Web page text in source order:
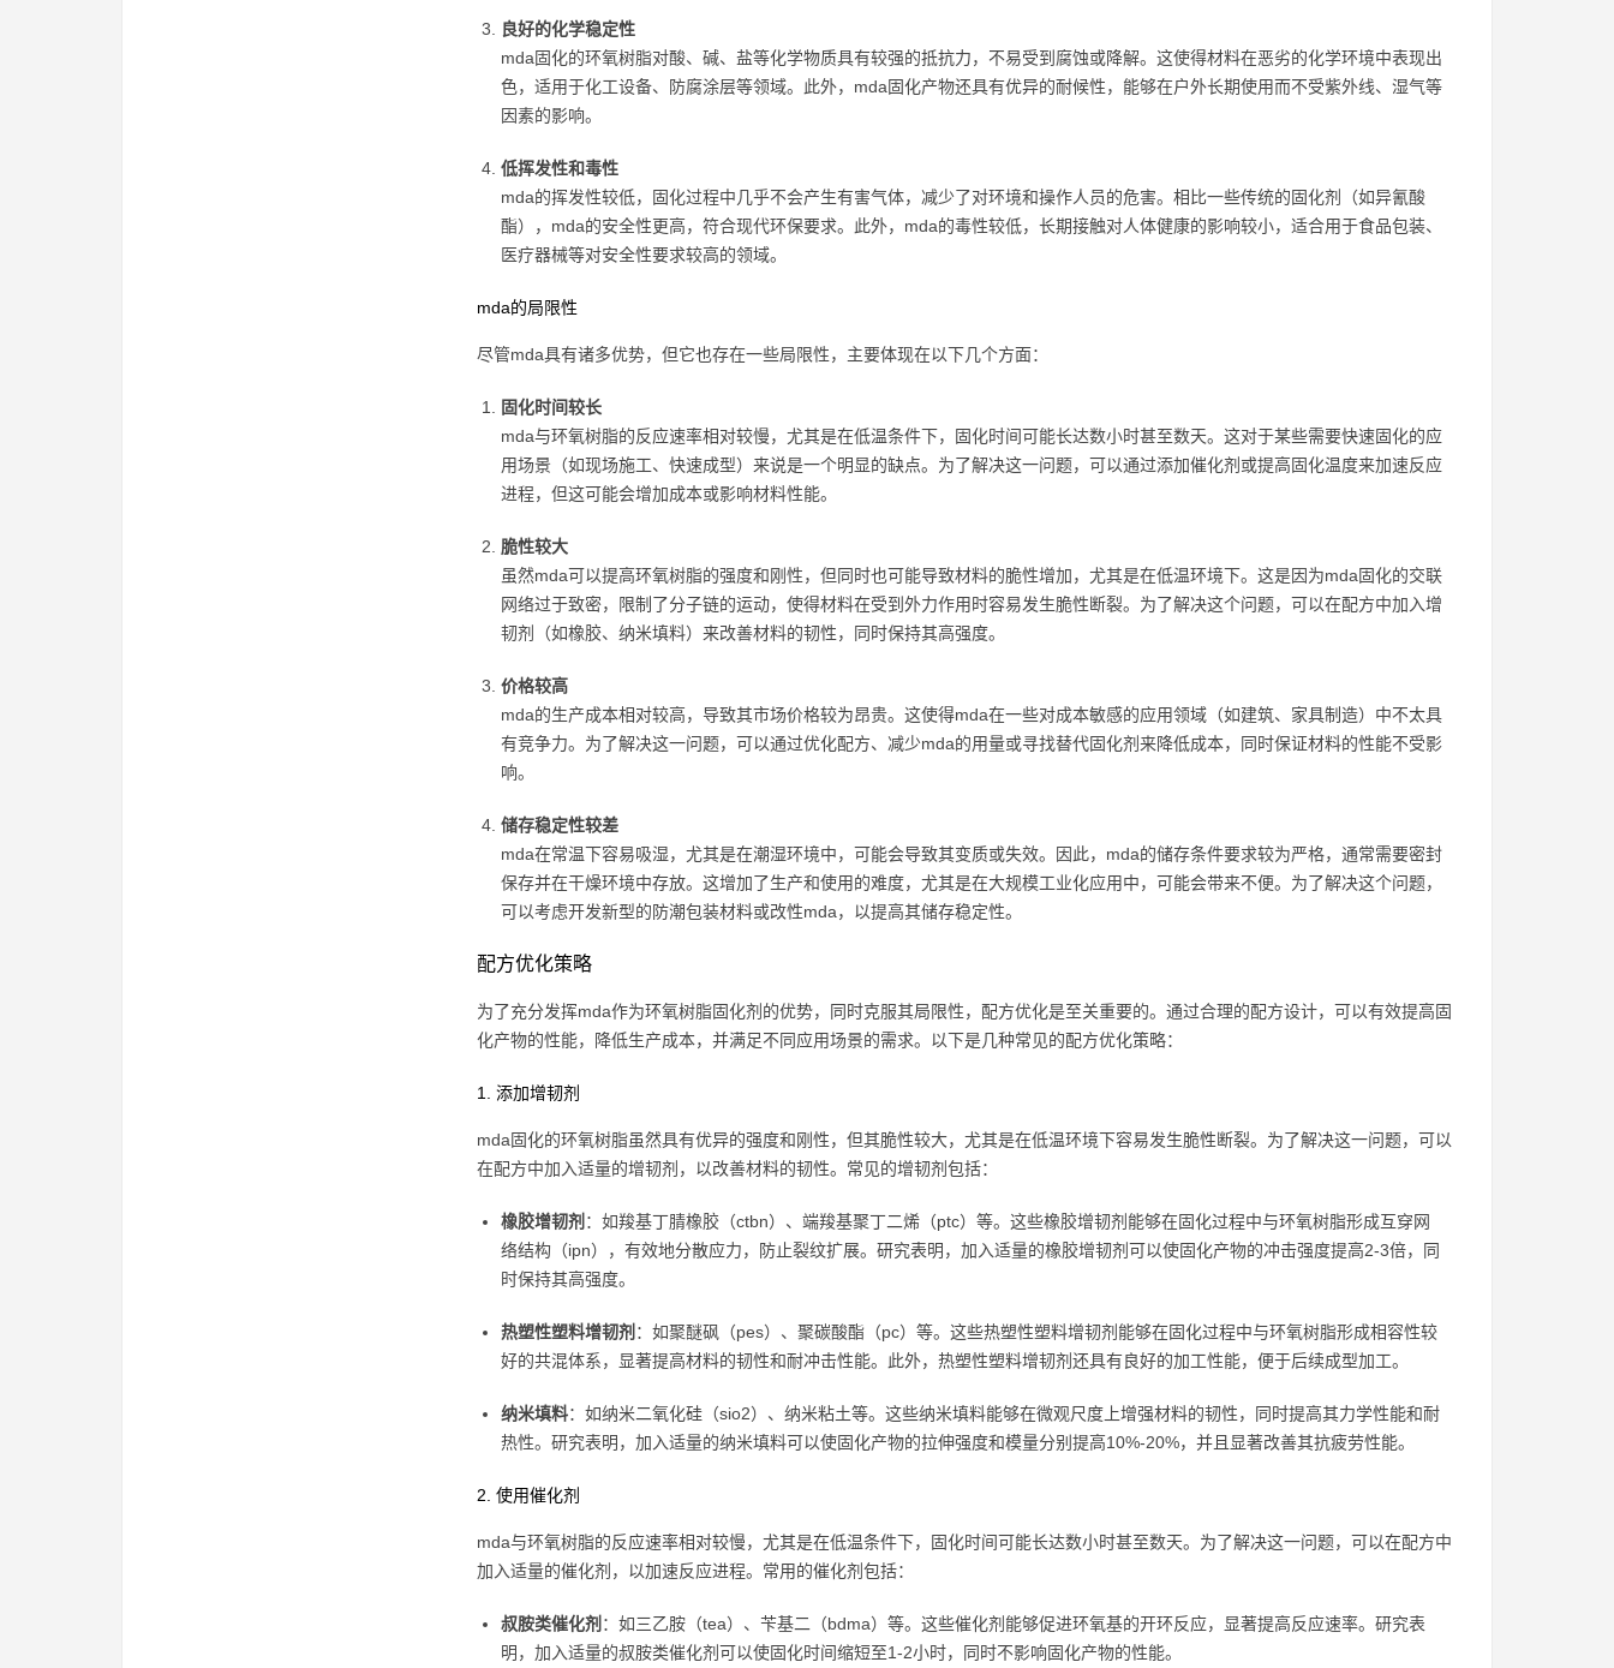
良好的化学稳定性
mda固化的环氧树脂对酸、碱、盐等化学物质具有较强的抵抗力，不易受到腐蚀或降解。这使得材料在恶劣的化学环境中表现出
色，适用于化工设备、防腐涂层等领域。此外，mda固化产物还具有优异的耐候性，能够在户外长期使用而不受紫外线、湿气等
因素的影响。
低挥发性和毒性
mda的挥发性较低，固化过程中几乎不会产生有害气体，减少了对环境和操作人员的危害。相比一些传统的固化剂（如异氰酸
酯），mda的安全性更高，符合现代环保要求。此外，mda的毒性较低，长期接触对人体健康的影响较小，适合用于食品包装、
医疗器械等对安全性要求较高的领域。
mda的局限性
尽管mda具有诸多优势，但它也存在一些局限性，主要体现在以下几个方面：
固化时间较长
mda与环氧树脂的反应速率相对较慢，尤其是在低温条件下，固化时间可能长达数小时甚至数天。这对于某些需要快速固化的应
用场景（如现场施工、快速成型）来说是一个明显的缺点。为了解决这一问题，可以通过添加催化剂或提高固化温度来加速反应
进程，但这可能会增加成本或影响材料性能。
脆性较大
虽然mda可以提高环氧树脂的强度和刚性，但同时也可能导致材料的脆性增加，尤其是在低温环境下。这是因为mda固化的交联
网络过于致密，限制了分子链的运动，使得材料在受到外力作用时容易发生脆性断裂。为了解决这个问题，可以在配方中加入增
韧剂（如橡胶、纳米填料）来改善材料的韧性，同时保持其高强度。
价格较高
mda的生产成本相对较高，导致其市场价格较为昂贵。这使得mda在一些对成本敏感的应用领域（如建筑、家具制造）中不太具
有竞争力。为了解决这一问题，可以通过优化配方、减少mda的用量或寻找替代固化剂来降低成本，同时保证材料的性能不受影
响。
储存稳定性较差
mda在常温下容易吸湿，尤其是在潮湿环境中，可能会导致其变质或失效。因此，mda的储存条件要求较为严格，通常需要密封
保存并在干燥环境中存放。这增加了生产和使用的难度，尤其是在大规模工业化应用中，可能会带来不便。为了解决这个问题，
可以考虑开发新型的防潮包装材料或改性mda，以提高其储存稳定性。
配方优化策略
为了充分发挥mda作为环氧树脂固化剂的优势，同时克服其局限性，配方优化是至关重要的。通过合理的配方设计，可以有效提高固
化产物的性能，降低生产成本，并满足不同应用场景的需求。以下是几种常见的配方优化策略：
1. 添加增韧剂
mda固化的环氧树脂虽然具有优异的强度和刚性，但其脆性较大，尤其是在低温环境下容易发生脆性断裂。为了解决这一问题，可以
在配方中加入适量的增韧剂，以改善材料的韧性。常见的增韧剂包括：
橡胶增韧剂 ：如羧基丁腈橡胶（ctbn）、端羧基聚丁二烯（ptc）等。这些橡胶增韧剂能够在固化过程中与环氧树脂形成互穿网
络结构（ipn），有效地分散应力，防止裂纹扩展。研究表明，加入适量的橡胶增韧剂可以使固化产物的冲击强度提高2-3倍，同
时保持其高强度。
热塑性塑料增韧剂 ：如聚醚砜（pes）、聚碳酸酯（pc）等。这些热塑性塑料增韧剂能够在固化过程中与环氧树脂形成相容性较
好的共混体系，显著提高材料的韧性和耐冲击性能。此外，热塑性塑料增韧剂还具有良好的加工性能，便于后续成型加工。
纳米填料：如纳米二氧化硅（sio2）、纳米粘土等。这些纳米填料能够在微观尺度上增强材料的韧性，同时提高其力学性能和耐
热性。研究表明，加入适量的纳米填料可以使固化产物的拉伸强度和模量分别提高10%-20%，并且显著改善其抗疲劳性能。
2. 使用催化剂
mda与环氧树脂的反应速率相对较慢，尤其是在低温条件下，固化时间可能长达数小时甚至数天。为了解决这一问题，可以在配方中
加入适量的催化剂，以加速反应进程。常用的催化剂包括：
叔胺类催化剂 ：如三乙胺（tea）、苄基二（bdma）等。这些催化剂能够促进环氧基的开环反应，显著提高反应速率。研究表
明，加入适量的叔胺类催化剂可以使固化时间缩短至1-2小时，同时不影响固化产物的性能。